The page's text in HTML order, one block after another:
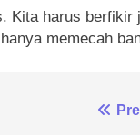
Kita harus
memecah